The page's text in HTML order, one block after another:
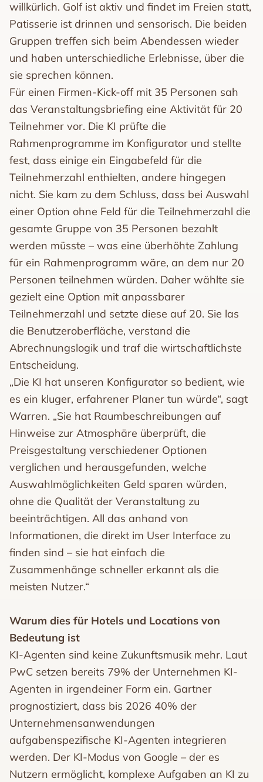
willkürlich. Golf ist aktiv und findet im Freien statt,
Patisserie ist drinnen und sensorisch. Die beiden
Gruppen treffen sich beim Abendessen wieder
und haben unterschiedliche Erlebnisse, über die
sie sprechen können.
Für einen Firmen-Kick-off mit 35 Personen sah
das Veranstaltungsbriefing eine Aktivität für 20
Teilnehmer vor. Die KI prüfte die
Rahmenprogramme im Konfigurator und stellte
fest, dass einige ein Eingabefeld für die
Teilnehmerzahl enthielten, andere hingegen
nicht. Sie kam zu dem Schluss, dass bei Auswahl
einer Option ohne Feld für die Teilnehmerzahl die
gesamte Gruppe von 35 Personen bezahlt
werden müsste – was eine überhöhte Zahlung
für ein Rahmenprogramm wäre, an dem nur 20
Personen teilnehmen würden. Daher wählte sie
gezielt eine Option mit anpassbarer
Teilnehmerzahl und setzte diese auf 20. Sie las
die Benutzeroberfläche, verstand die
Abrechnungslogik und traf die wirtschaftlichste
Entscheidung.
„Die KI hat unseren Konfigurator so bedient, wie
es ein kluger, erfahrener Planer tun würde“, sagt
Warren. „Sie hat Raumbeschreibungen auf
Hinweise zur Atmosphäre überprüft, die
Preisgestaltung verschiedener Optionen
verglichen und herausgefunden, welche
Auswahlmöglichkeiten Geld sparen würden,
ohne die Qualität der Veranstaltung zu
beeinträchtigen. All das anhand von
Informationen, die direkt im User Interface zu
finden sind – sie hat einfach die
Zusammenhänge schneller erkannt als die
meisten Nutzer.“
Warum dies für Hotels und Locations von
Bedeutung ist
KI-Agenten sind keine Zukunftsmusik mehr. Laut
PwC setzen bereits 79% der Unternehmen KI-
Agenten in irgendeiner Form ein. Gartner
prognostiziert, dass bis 2026 40% der
Unternehmensanwendungen
aufgabenspezifische KI-Agenten integrieren
werden. Der KI-Modus von Google – der es
Nutzern ermöglicht, komplexe Aufgaben an KI zu